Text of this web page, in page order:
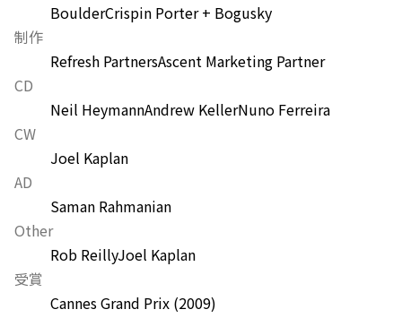
BoulderCrispin Porter + Bogusky
制作
Refresh PartnersAscent Marketing Partner
CD
Neil HeymannAndrew KellerNuno Ferreira
CW
Joel Kaplan
AD
Saman Rahmanian
Other
Rob ReillyJoel Kaplan
受賞
Cannes Grand Prix (2009)